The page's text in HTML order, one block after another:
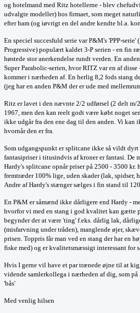
og hotelmand med Ritz hotellerne - blev
udvalgte modeller) hos firmaet, som meget
efter ham (og iøvrigt en del andre kendte bl.a.
En speciel succesfuld serie var P&M's 'PPP-serie'
Progressive) populært kaldet 3-P serien - en fin
høstede stor anerkendelse rundt verden. En
Super Parabolic-serien, hvor RITZ var en af
kommer i nærheden af. En herlig 8,2 fods stang
(jeg har en anden P&M der er ude med
Ritz er lavet i den nævnte 2/2 udførsel (2 delt m/
1967, men den kan reelt godt være købt noget
ikke udgår fra den ene dag til den anden. Vi kan
hvornår den er fra.
Som udgangspunkt er splitcane ikke så vildt dyrt
fantasipriser i titusindvis af kroner er fantasi. De
Hardy's splitcane opnår priser på 2500 - 3500 kr.
fremtræder 100% lige, uden skader (lak, spidser,
Andre af Hardy's stænger sælges i fin stand til
En P&M er såmænd ikke dårligere end Hardy -
hvorfor vi med en stang i god kvalitet kan gætte
begynder der at være 'ting' f.eks. dårlig lak,
(misfarvning under tråden), manglende øjer,
prisen. Toppris får man ved en stang der har en
fiske med) og er kvalitetsmæssigt interessant for
Hvis I gerne vil have et par trænede øjne til at
vidende samlerkollega i nærheden af dig, som
'bås'
Med venlig hilsen